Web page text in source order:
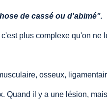
de cassé ou d'abimé".
plus complexe qu'on ne
osseux,
Quand il y a une lésion,